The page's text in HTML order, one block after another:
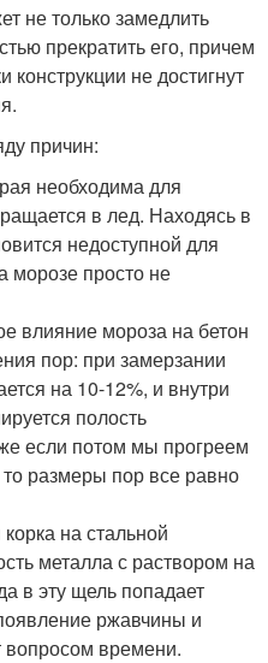
не только замедлить
прекратить его, причем
конструкции не достигнут
причин:
необходима для
в лед. Находясь в
недоступной для
морозе просто не
влияние мороза на бетон
пор: при замерзании
на 10-12%, и внутри
полость
если потом мы прогреем
размеры пор все равно
на стальной
металла с раствором на
в эту щель попадает
ржавчины и
вопросом времени.